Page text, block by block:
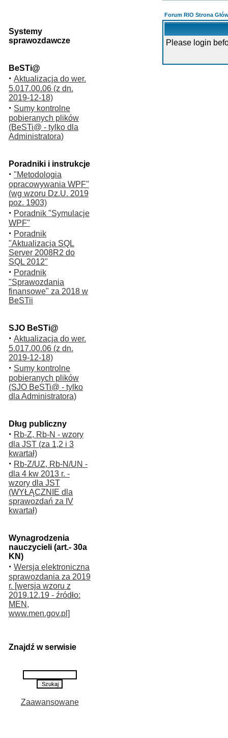
Systemy
sprawozdawcze
BeSTi@
· Aktualizacja do wer.
5.017.00.06 (z dn.
2019-12-18)
· Sumy kontrolne
pobieranych plików
(BeSTi@ - tylko dla
Administratora)
Poradniki i instrukcje
· "Metodologia
opracowywania WPF"
(wg wzoru Dz.U. 2019
poz. 1903)
· Poradnik "Symulacje
WPF"
· Poradnik
"Aktualizacja SQL
Server 2008R2 do
SQL 2012"
· Poradnik
"Sprawozdania
finansowe" za 2018 w
BeSTii
SJO BeSTi@
· Aktualizacja do wer.
5.017.00.06 (z dn.
2019-12-18)
· Sumy kontrolne
pobieranych plików
(SJO BeSTi@ - tylko
dla Administratora)
Dług publiczny
· Rb-Z, Rb-N - wzory
dla JST (za 1,2 i 3
kwartał)
· Rb-Z/UZ, Rb-N/UN -
dla 4 kw 2013 r. -
wzory dla JST
(WYŁĄCZNIE dla
sprawozdań za IV
kwartał)
Wynagrodzenia
nauczycieli (art.- 30a
KN)
· Wersja elektroniczna
sprawozdania za 2019
r. [wersja wzoru z
2019.12.19 - źródło:
MEN,
www.men.gov.pl]
Znajdź w serwisie
Zaawansowane
Forum RIO Strona
Please login